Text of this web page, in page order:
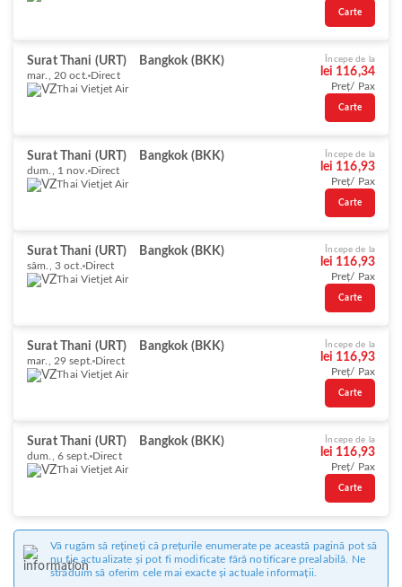
Carte
Surat Thani (URT) Bangkok (BKK)
mar., 20 oct. Direct
Thai Vietjet Air
Începe de la
lei 116,34
Preț/ Pax
Carte
Surat Thani (URT) Bangkok (BKK)
dum., 1 nov. Direct
Thai Vietjet Air
Începe de la
lei 116,93
Preț/ Pax
Carte
Surat Thani (URT) Bangkok (BKK)
sâm., 3 oct. Direct
Thai Vietjet Air
Începe de la
lei 116,93
Preț/ Pax
Carte
Surat Thani (URT) Bangkok (BKK)
mar., 29 sept. Direct
Thai Vietjet Air
Începe de la
lei 116,93
Preț/ Pax
Carte
Surat Thani (URT) Bangkok (BKK)
dum., 6 sept. Direct
Thai Vietjet Air
Începe de la
lei 116,93
Preț/ Pax
Carte
Vă rugăm să rețineți că prețurile enumerate pe această pagină pot să
nu fie actualizate și pot fi modificate fără notificare prealabilă. Ne
străduim să oferim cele mai exacte și actuale informații.